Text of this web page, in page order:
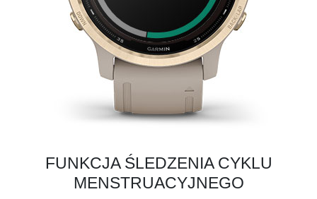
FUNKCJA ŚLEDZENIA CYKLU
MENSTRUACYJNEGO